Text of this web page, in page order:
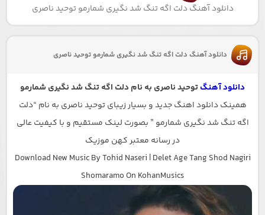
دانلود آهنگ دلت اگه تنگ شد نگیری شمارمو توحید ناصری
دانلود آهنگ دلت اگه تنگ شد نگیری شمارمو توحید ناصری
دانلود آهنگتوحید ناصری به نام دلت اگه تنگ شد نگیری شمارمو
همینک دانلود اهنگ جدید و بسیار زیبای توحید ناصری به نام “دلت
اگه تنگ شد نگیری شمارمو ” بصورت لینک مستقیم و با کیفیت عالی
در رسانه معتبر کهن موزیک
Download New Music By Tohid Naseri | Delet Age Tang Shod Nagiri
Shomaramo On KohanMusics